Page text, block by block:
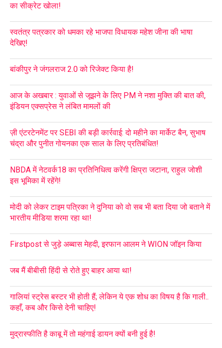
का सीक्रेट खोला!
स्वतंत्र पत्रकार को धमका रहे भाजपा विधायक महेश जीना की भाषा
देखिए!
बांकीपुर ने जंगलराज 2.0 को रिजेक्ट किया है!
आज के अखबार : युवाओं से जूझने के लिए PM ने नशा मुक्ति की बात की,
इंडियन एक्सप्रेस ने लंबित मामलों की
ज़ी एंटरटेनमेंट पर SEBI की बड़ी कार्रवाई: दो महीने का मार्केट बैन, सुभाष
चंद्रा और पुनीत गोयनका एक साल के लिए प्रतिबंधित!
NBDA में नेटवर्क18 का प्रतिनिधित्व करेंगी क्षिप्रा जटाना, राहुल जोशी
इस भूमिका में रहेंगे!
मोदी को लेकर टाइम पत्रिका ने दुनिया को वो सब भी बता दिया जो बताने में
भारतीय मीडिया शरमा रहा था!
Firstpost से जुड़े अब्बास मेहदी, इरफान आलम ने WION जॉइन किया
जब मैं बीबीसी हिंदी से रोते हुए बाहर आया था!
गालियां स्ट्रेस बस्टर भी होती हैं; लेकिन ये एक शोध का विषय है कि गाली..
कहाँ, कब और किसे देनी चाहिए!
मुद्रास्फीति है काबू में तो महंगाई डायन क्यों बनी हुई है!